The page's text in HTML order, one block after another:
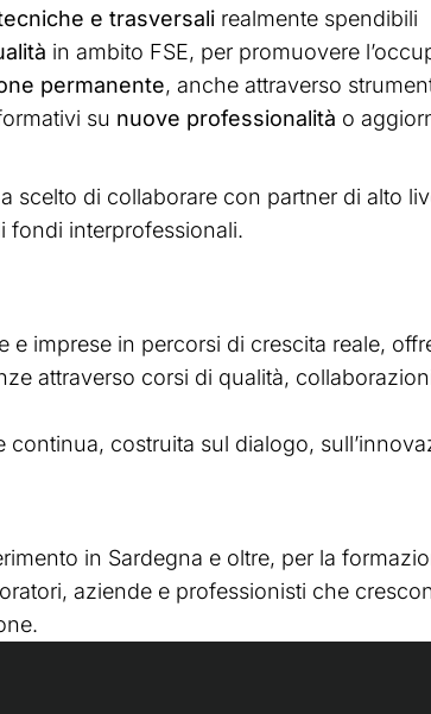
e trasversali realmente spendibili
in ambito FSE, per promuovere
permanente, anche attraverso
su nuove professionalità o
scelto di collaborare con partner di alto
fondi interprofessionali.
e imprese in percorsi di crescita reale,
attraverso corsi di qualità,
continua, costruita sul dialogo,
in Sardegna e oltre, per la
aziende e professionisti che